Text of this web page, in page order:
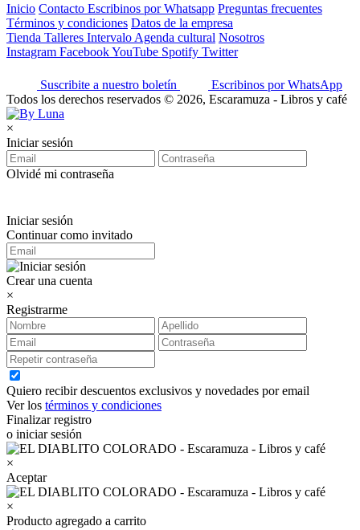
Inicio Contacto Escribinos por Whatsapp Preguntas frecuentes
Términos y condiciones Datos de la empresa
Tienda Talleres Intervalo Agenda cultural Nosotros
Instagram FacebookYouTube Spotify Twitter
Suscribite a nuestro boletín
Escribinos por WhatsApp
Todos los derechos reservados © 2026, Escaramuza - Libros y café
×
Iniciar sesión
Olvidé mi contraseña
Iniciar sesión
Continuar como invitado
Crear una cuenta
×
Registrarme
Quiero recibir descuentos exclusivos y novedades por email
Ver los términos y condiciones
Finalizar registro
o iniciar sesión
×
Aceptar
×
Producto agregado a carrito